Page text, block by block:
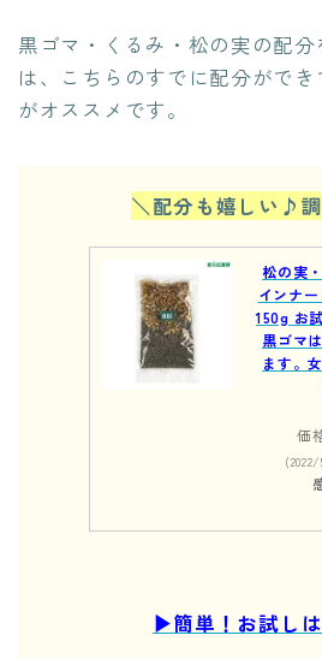
黒ゴマ・くるみ・松の実の配
は、こちらのすでに配分がで
がオススメです。
＼配分も嬉しい♪
松の実
インナ
150g お
黒ゴマ
ます。
価
▶︎簡単！お試し